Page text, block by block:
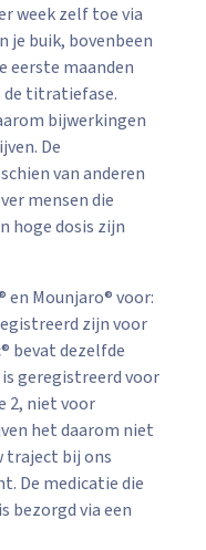
week zelf toe via
je buik, bovenbeen
eerste maanden
de titratiefase.
bijwerkingen
De
van anderen
mensen die
hoge dosis zijn
en Mounjaro® voor:
zijn voor
bevat dezelfde
geregistreerd voor
2, niet voor
het daarom niet
traject bij ons
De medicatie die
bezorgd via een